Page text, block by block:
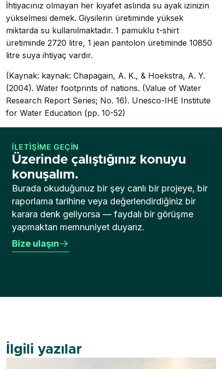
İhtiyacınız olmayan her kıyafet aslında su ayak izinizin
yükselmesi demek. Giysilerin üretiminde yüksek
miktarda su kullanılmaktadır. 1 pamuklu t-shirt
üretiminde 2720 litre, 1 jean pantolon üretiminde 10850
litre suya ihtiyaç vardır.
(Kaynak: kaynak: Chapagain, A. K., & Hoekstra, A. Y.
(2004). Water footprints of nations. (Value of Water
Research Report Series; No. 16). Unesco-IHE Institute
for Water Education (pp. 10-52)
İLETIŞIME GEÇIN
Üzerinde çalıştığınız konuyu
konuşalım.
Burada okuduğunuz bir şey canlı bir projeye, bir
raporlama tarihine veya değerlendirdiğiniz bir
karara denk geliyorsa — faydalı bir görüşme
yapmaktan memnuniyet duyarız.
Bize ulaşın
İlgili yazılar